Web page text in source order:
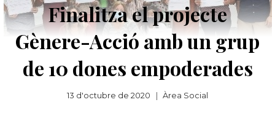
Finalitza el projecte
Gènere-Acció amb un grup
de 10 dones empoderades
13 d'octubre de 2020 Àrea Social